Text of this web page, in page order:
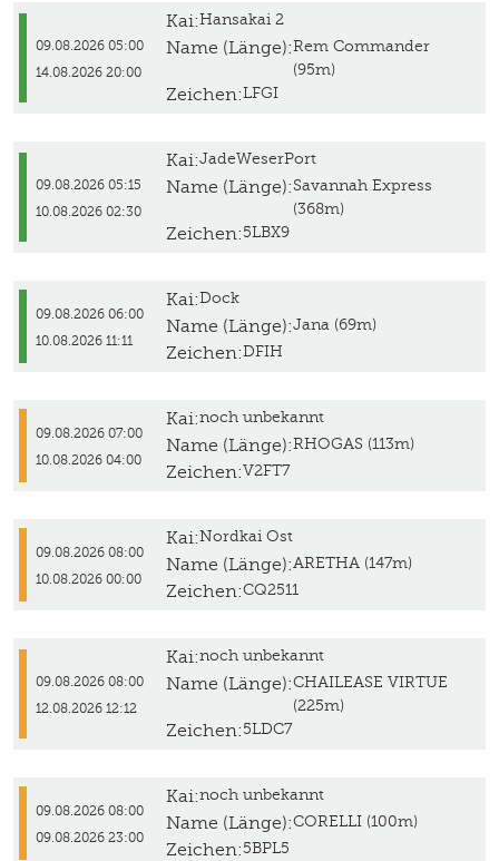
09.08.2026 05:00
14.08.2026 20:00
Kai:Hansakai 2
Name (Länge):Rem Commander
(95m)
Zeichen:LFGI
09.08.2026 05:15
10.08.2026 02:30
Kai:JadeWeserPort
Name (Länge):Savannah Express
(368m)
Zeichen:5LBX9
09.08.2026 06:00
10.08.2026 11:11
Kai:Dock
Name (Länge):Jana (69m)
Zeichen:DFIH
09.08.2026 07:00
10.08.2026 04:00
Kai:noch unbekannt
Name (Länge):RHOGAS (113m)
Zeichen:V2FT7
09.08.2026 08:00
10.08.2026 00:00
Kai:Nordkai Ost
Name (Länge):ARETHA (147m)
Zeichen:CQ2511
09.08.2026 08:00
12.08.2026 12:12
Kai:noch unbekannt
Name (Länge):CHAILEASE VIRTUE
(225m)
Zeichen:5LDC7
09.08.2026 08:00
09.08.2026 23:00
Kai:noch unbekannt
Name (Länge):CORELLI (100m)
Zeichen:5BPL5